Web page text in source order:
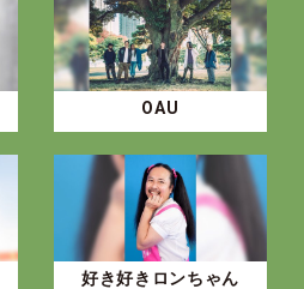
OAU
好き好きロンちゃん